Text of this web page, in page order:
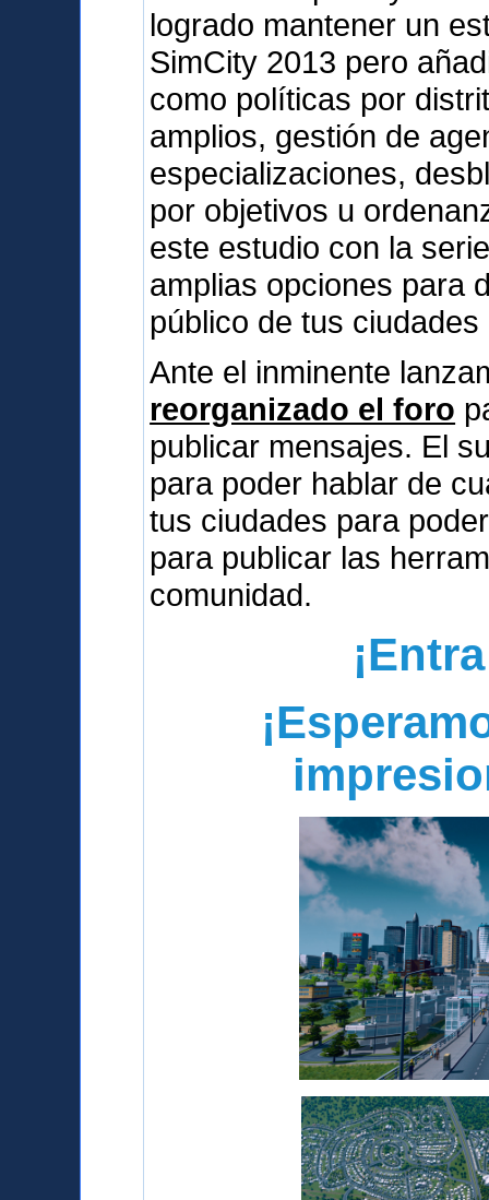
logrado mantener un
SimCity 2013 pero
como políticas por
amplios, gestión de
especializaciones,
por objetivos u
este estudio con la
amplias opciones para
público de tus ciudades
Ante el inminente
reorganizado el foro
publicar mensajes. El
para poder hablar de
tus ciudades para
para publicar las
comunidad.